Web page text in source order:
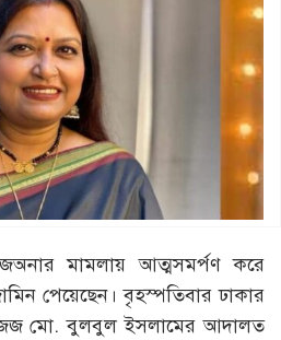
মামলায় আত্মসমর্পণ করে
পেয়েছেন। বৃহস্পতিবার ঢাকার
জজ মো. বুলবুল ইসলামের আদালত